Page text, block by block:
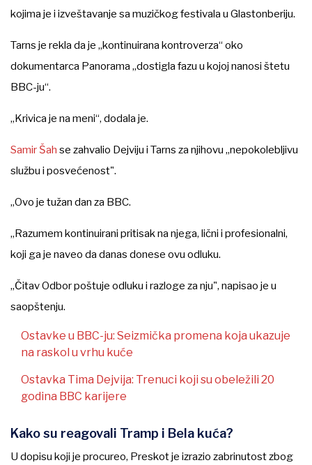
kojima je i izveštavanje sa muzičkog festivala u Glastonberiju.
Tarns je rekla da je „kontinuirana kontroverza“ oko
dokumentarca Panorama „dostigla fazu u kojoj nanosi štetu
BBC-ju“.
„Krivica je na meni“, dodala je.
Samir Šah se zahvalio Dejviju i Tarns za njihovu „nepokolebljivu
službu i posvećenost".
„Ovo je tužan dan za BBC.
„Razumem kontinuirani pritisak na njega, lični i profesionalni,
koji ga je naveo da danas donese ovu odluku.
„Čitav Odbor poštuje odluku i razloge za nju", napisao je u
saopštenju.
Ostavke u BBC-ju: Seizmička promena koja ukazuje
na raskol u vrhu kuće
Ostavka Tima Dejvija: Trenuci koji su obeležili 20
godina BBC karijere
Kako su reagovali Tramp i Bela kuća?
U dopisu koji je procureo, Preskot je izrazio zabrinutost zbog